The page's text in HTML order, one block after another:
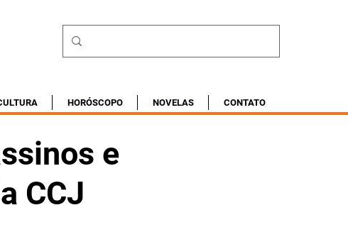
HORÓSCOPO NOVELAS CONTATO
e
CCJ